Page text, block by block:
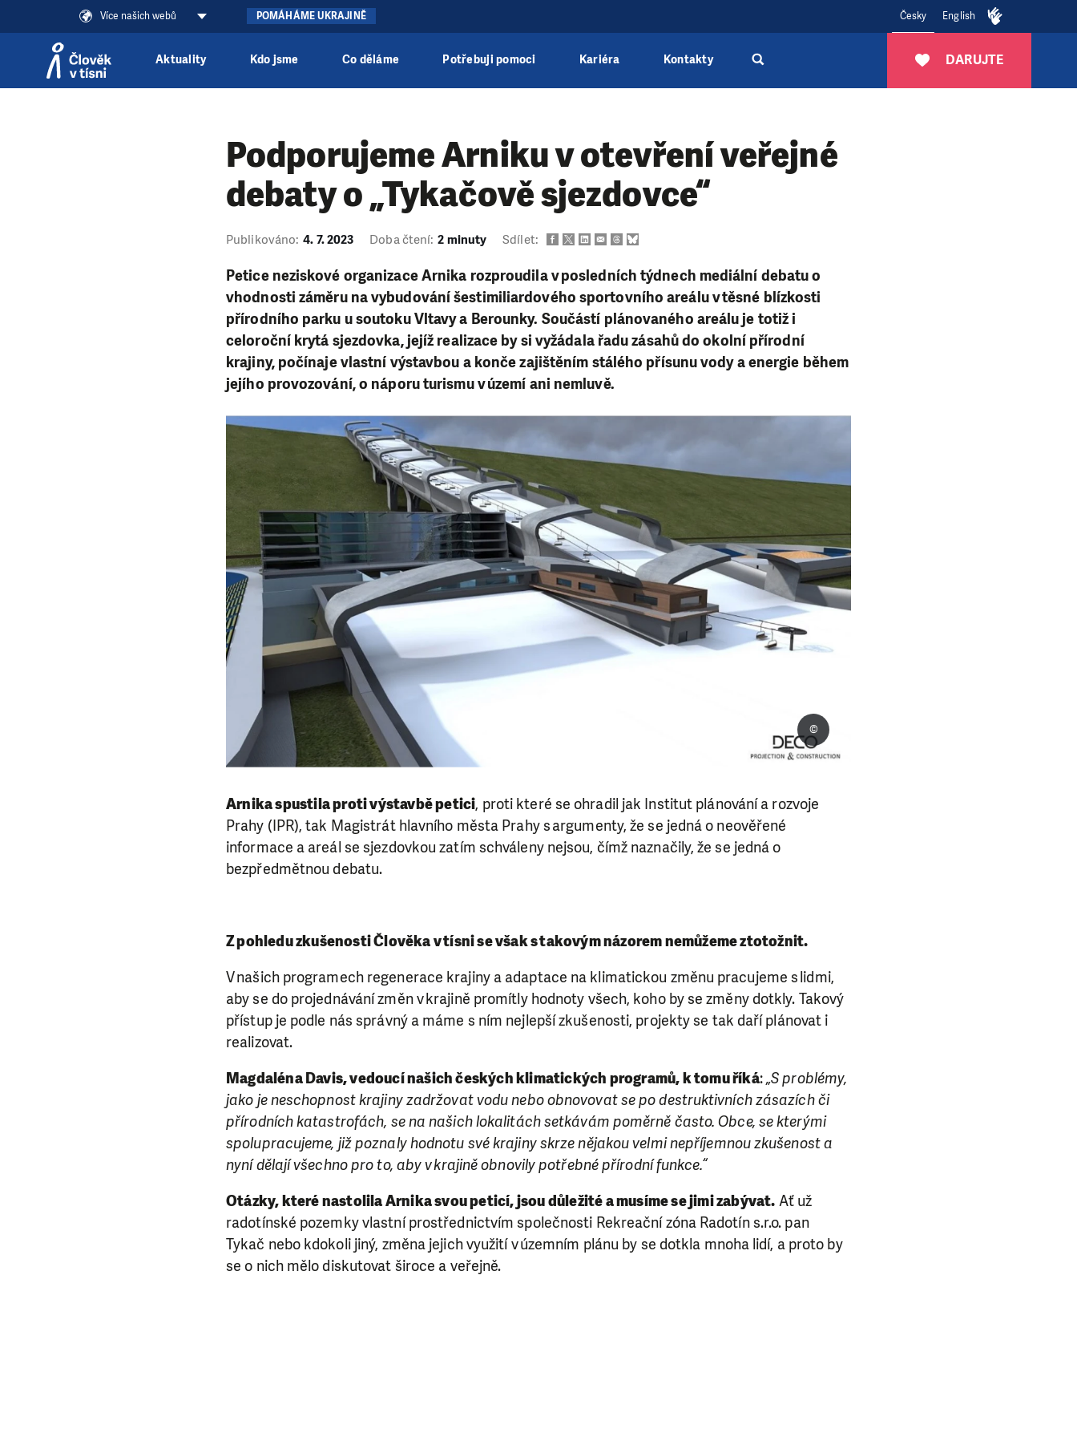
Více našich webů POMÁHÁME UKRAJINĚ Česky English
DARUJTE
Aktuality Kdo jsme Co děláme Potřebuji pomoci Kariéra Kontakty
Podporujeme Arniku v otevření veřejné
debaty o „Tykačově sjezdovce“
Publikováno: 4. 7. 2023 Doba čtení: 2 minuty Sdílet:
Petice neziskové organizace Arnika rozproudila v posledních týdnech mediální debatu o
vhodnosti záměru na vybudování šestimiliardového sportovního areálu v těsné blízkosti
přírodního parku u soutoku Vltavy a Berounky. Součástí plánovaného areálu je totiž i
celoroční krytá sjezdovka, jejíž realizace by si vyžádala řadu zásahů do okolní přírodní
krajiny, počínaje vlastní výstavbou a konče zajištěním stálého přísunu vody a energie během
jejího provozování, o náporu turismu v území ani nemluvě.
©
Arnika spustila proti výstavbě petici, proti které se ohradil jak Institut plánování a rozvoje
Prahy (IPR), tak Magistrát hlavního města Prahy s argumenty, že se jedná o neověřené
informace a areál se sjezdovkou zatím schváleny nejsou, čímž naznačily, že se jedná o
bezpředmětnou debatu.
Z pohledu zkušenosti Člověka v tísni se však s takovým názorem nemůžeme ztotožnit.
V našich programech regenerace krajiny a adaptace na klimatickou změnu pracujeme s lidmi,
aby se do projednávání změn v krajině promítly hodnoty všech, koho by se změny dotkly. Takový
přístup je podle nás správný a máme s ním nejlepší zkušenosti, projekty se tak daří plánovat i
realizovat.
Magdaléna Davis, vedoucí našich českých klimatických programů, k tomu říká:„S problémy,
jako je neschopnost krajiny zadržovat vodu nebo obnovovat se po destruktivních zásazích či
přírodních katastrofách, se na našich lokalitách setkávám poměrně často. Obce, se kterými
spolupracujeme, již poznaly hodnotu své krajiny skrze nějakou velmi nepříjemnou zkušenost a
nyní dělají všechno pro to, aby v krajině obnovily potřebné přírodní funkce.“
Otázky, které nastolila Arnika svou peticí, jsou důležité a musíme se jimi zabývat. Ať už
radotínské pozemky vlastní prostřednictvím společnosti Rekreační zóna Radotín s.r.o. pan
Tykač nebo kdokoli jiný, změna jejich využití v územním plánu by se dotkla mnoha lidí, a proto by
se o nich mělo diskutovat široce a veřejně.